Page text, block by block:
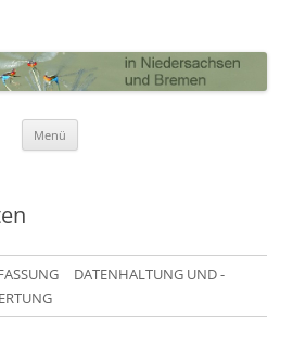
Bremen
Menü
DATENHALTUNG UND -